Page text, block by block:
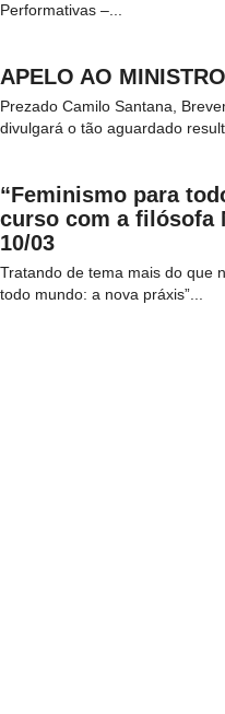
Performativas –...
APELO AO
Prezado Camilo Santana,
divulgará o tão aguardado
“Feminismo para
curso com a filósofa
10/03
Tratando de tema mais do que
todo mundo: a nova práxis”...